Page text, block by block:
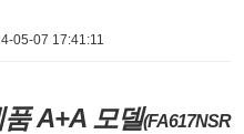
05-07 17:41:11
A+A 모델(FA617NSR